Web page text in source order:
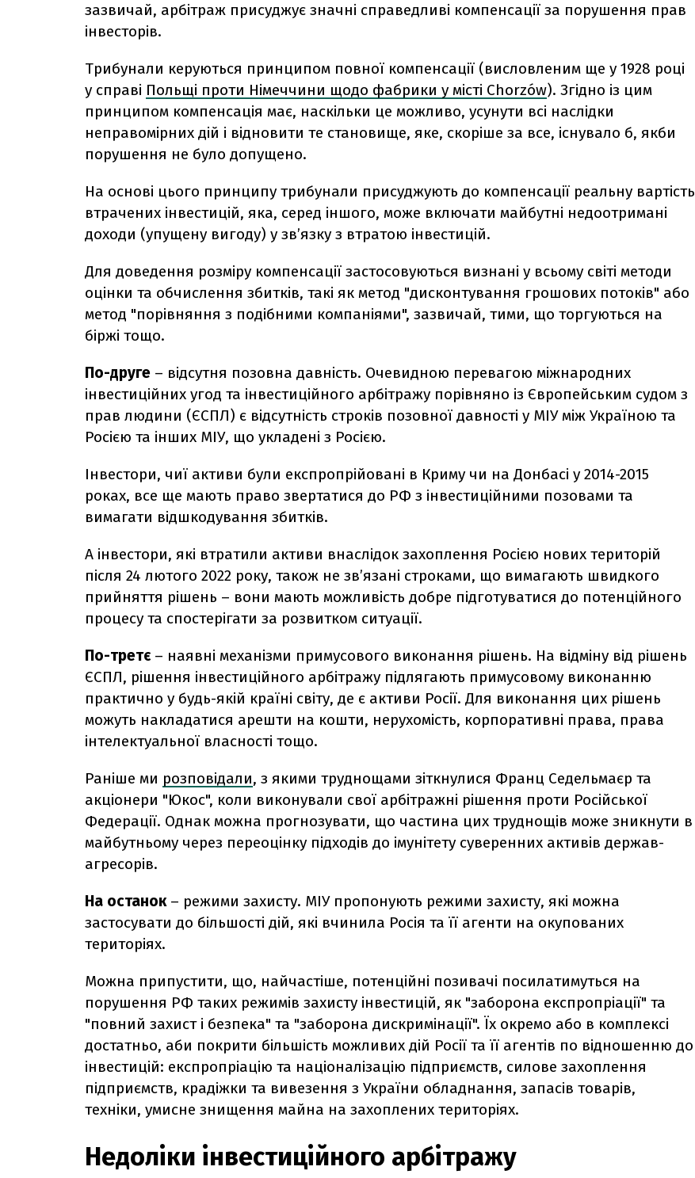
зазвичай, арбітраж присуджує значні справедливі компенсації за порушення прав
інвесторів.
Трибунали керуються принципом повної компенсації (висловленим ще у 1928 році
у справі Польщі проти Німеччини щодо фабрики у місті Chorzów). Згідно із цим
принципом компенсація має, наскільки це можливо, усунути всі наслідки
неправомірних дій і відновити те становище, яке, скоріше за все, існувало б, якби
порушення не було допущено.
На основі цього принципу трибунали присуджують до компенсації реальну вартість
втрачених інвестицій, яка, серед іншого, може включати майбутні недоотримані
доходи (упущену вигоду) у зв’язку з втратою інвестицій.
Для доведення розміру компенсації застосовуються визнані у всьому світі методи
оцінки та обчислення збитків, такі як метод "дисконтування грошових потоків" або
метод "порівняння з подібними компаніями", зазвичай, тими, що торгуються на
біржі тощо.
По-друге – відсутня позовна давність. Очевидною перевагою міжнародних
інвестиційних угод та інвестиційного арбітражу порівняно із Європейським судом з
прав людини (ЄСПЛ) є відсутність строків позовної давності у МІУ між Україною та
Росією та інших МІУ, що укладені з Росією.
Інвестори, чиї активи були експропрійовані в Криму чи на Донбасі у 2014-2015
роках, все ще мають право звертатися до РФ з інвестиційними позовами та
вимагати відшкодування збитків.
А інвестори, які втратили активи внаслідок захоплення Росією нових територій
після 24 лютого 2022 року, також не зв’язані строками, що вимагають швидкого
прийняття рішень – вони мають можливість добре підготуватися до потенційного
процесу та спостерігати за розвитком ситуації.
По-третє – наявні механізми примусового виконання рішень. На відміну від рішень
ЄСПЛ, рішення інвестиційного арбітражу підлягають примусовому виконанню
практично у будь-якій країні світу, де є активи Росії. Для виконання цих рішень
можуть накладатися арешти на кошти, нерухомість, корпоративні права, права
інтелектуальної власності тощо.
Раніше ми розповідали, з якими труднощами зіткнулися Франц Седельмаєр та
акціонери "Юкос", коли виконували свої арбітражні рішення проти Російської
Федерації. Однак можна прогнозувати, що частина цих труднощів може зникнути в
майбутньому через переоцінку підходів до імунітету суверенних активів держав-
агресорів.
На останок– режими захисту. МІУ пропонують режими захисту, які можна
застосувати до більшості дій, які вчинила Росія та її агенти на окупованих
територіях.
Можна припустити, що, найчастіше, потенційні позивачі посилатимуться на
порушення РФ таких режимів захисту інвестицій, як "заборона експропріації" та
"повний захист і безпека" та "заборона дискримінації". Їх окремо або в комплексі
достатньо, аби покрити більшість можливих дій Росії та її агентів по відношенню до
інвестицій: експропріацію та націоналізацію підприємств, силове захоплення
підприємств, крадіжки та вивезення з України обладнання, запасів товарів,
техніки, умисне знищення майна на захоплених територіях.
Недоліки інвестиційного арбітражу